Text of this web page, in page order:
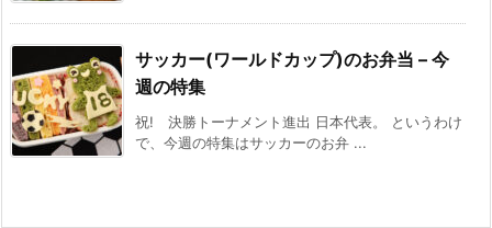
サッカー(ワールドカップ)のお弁当 – 今
週の特集
祝! 決勝トーナメント進出 日本代表。 というわけ
で、今週の特集はサッカーのお弁 ...